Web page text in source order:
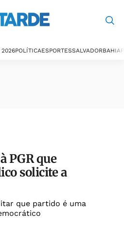
2026POLÍTICAESPORTESSALVADORBAHIA
PGR que
solicite a
que partido é uma